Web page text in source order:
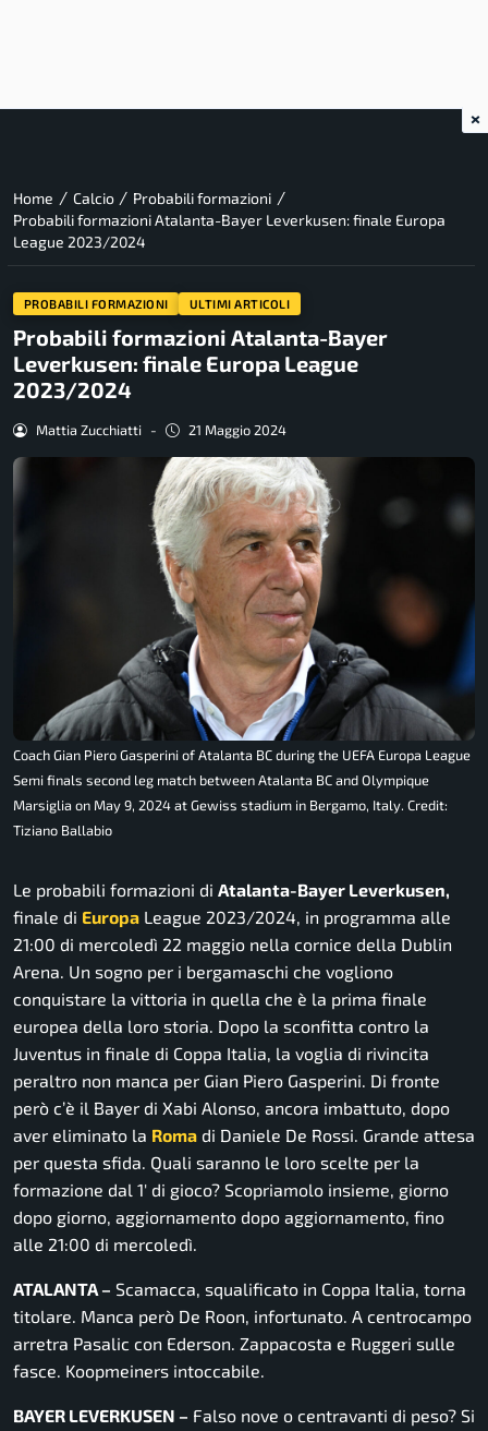
Home / Calcio / Probabili formazioni /
Probabili formazioni Atalanta-Bayer Leverkusen: finale Europa
League 2023/2024
PROBABILI FORMAZIONI ULTIMI ARTICOLI
Probabili formazioni Atalanta-Bayer
Leverkusen: finale Europa League
2023/2024
Mattia Zucchiatti - 21 Maggio 2024
Coach Gian Piero Gasperini of Atalanta BC during the UEFA Europa League
Semi finals second leg match between Atalanta BC and Olympique
Marsiglia on May 9, 2024 at Gewiss stadium in Bergamo, Italy. Credit:
Tiziano Ballabio
Le probabili formazioni di Atalanta-Bayer Leverkusen,
finale di Europa League 2023/2024, in programma alle
21:00 di mercoledì 22 maggio nella cornice della Dublin
Arena. Un sogno per i bergamaschi che vogliono
conquistare la vittoria in quella che è la prima finale
europea della loro storia. Dopo la sconfitta contro la
Juventus in finale di Coppa Italia, la voglia di rivincita
peraltro non manca per Gian Piero Gasperini. Di fronte
però c’è il Bayer di Xabi Alonso, ancora imbattuto, dopo
aver eliminato la Roma di Daniele De Rossi. Grande attesa
per questa sfida. Quali saranno le loro scelte per la
formazione dal 1′ di gioco? Scopriamolo insieme, giorno
dopo giorno, aggiornamento dopo aggiornamento, fino
alle 21:00 di mercoledì.
ATALANTA – Scamacca, squalificato in Coppa Italia, torna
titolare. Manca però De Roon, infortunato. A centrocampo
arretra Pasalic con Ederson. Zappacosta e Ruggeri sulle
fasce. Koopmeiners intoccabile.
BAYER LEVERKUSEN – Falso nove o centravanti di peso? Si
×